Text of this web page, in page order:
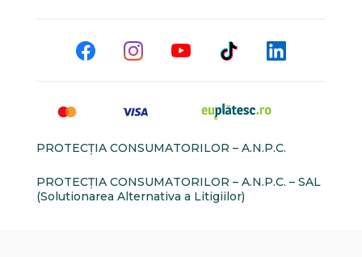
PROTECŢIA CONSUMATORILOR – A.N.P.C.
PROTECŢIA CONSUMATORILOR – A.N.P.C. – SAL
(Solutionarea Alternativa a Litigiilor)